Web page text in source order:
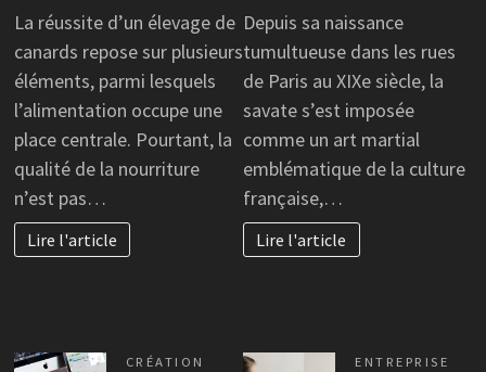
La réussite d’un élevage de
canards repose sur plusieurs
éléments, parmi lesquels
l’alimentation occupe une
place centrale. Pourtant, la
qualité de la nourriture
n’est pas…
Lire l'article
Depuis sa naissance
tumultueuse dans les rues
de Paris au XIXe siècle, la
savate s’est imposée
comme un art martial
emblématique de la culture
française,…
Lire l'article
CRÉATION
ENTREPRISE